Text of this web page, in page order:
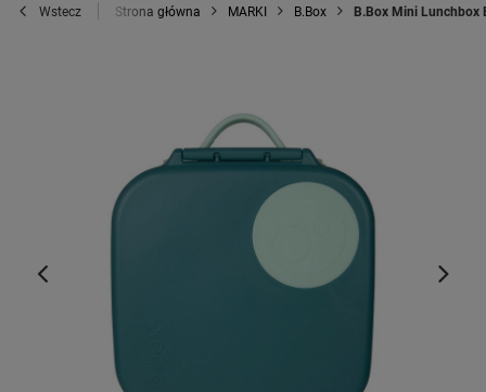
Wstecz Strona główna MARKI B.Box B.Box Mini Lunchbox